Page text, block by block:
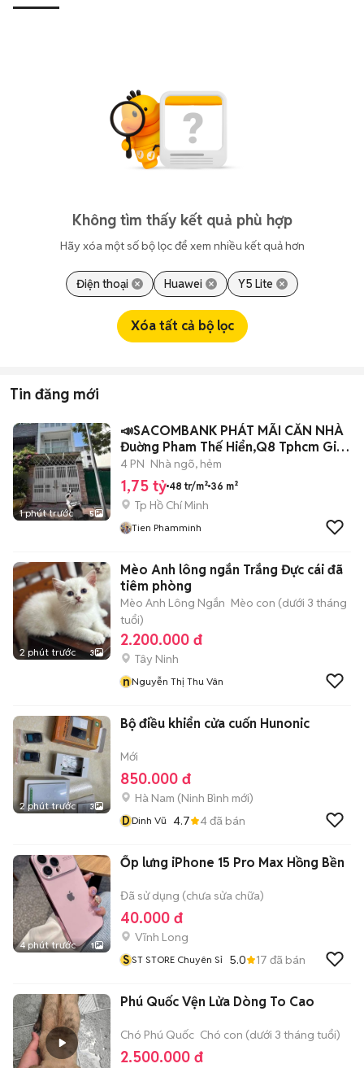
Không tìm thấy kết quả phù hợp
Hãy xóa một số bộ lọc để xem nhiều kết quả hơn
Điện thoại Huawei Y5 Lite
Xóa tất cả bộ lọc
Tin đăng mới
1 phút trước 5
📣SACOMBANK PHÁT MÃI CĂN NHÀ
Đuờng Pham Thế Hiển,Q8 Tphcm Giá
1tỷ750
4 PN Nhà ngõ, hẻm
1,75 tỷ 48 tr/m² 36 m²
Tp Hồ Chí Minh
Tien Phamminh
2 phút trước 3
Mèo Anh lông ngắn Trắng Đực cái đã
tiêm phòng
Mèo Anh Lông Ngắn Mèo con (dưới 3 tháng
tuổi)
2.200.000 đ
Tây Ninh
nNguyễn Thị Thu Vân
2 phút trước 3
Bộ điều khiển cửa cuốn Hunonic
Mới
850.000 đ
Hà Nam (Ninh Bình mới)
DDinh Vũ 4.7 4đã bán
4 phút trước 1
Ốp lưng iPhone 15 Pro Max Hồng Bền
Đã sử dụng (chưa sửa chữa)
40.000 đ
Vĩnh Long
S ST STORE Chuyên Sỉ 5.0 17 đã bán
Phú Quốc Vện Lửa Dòng To Cao
Chó Phú Quốc Chó con (dưới 3 tháng tuổi)
2.500.000 đ